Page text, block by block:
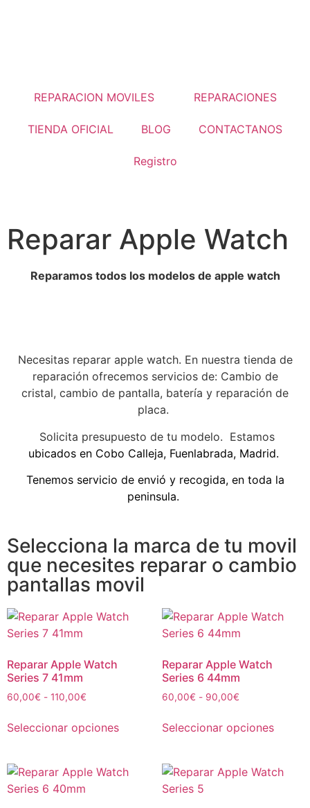
REPARACION MOVILES REPARACIONES
TIENDA OFICIAL BLOG CONTACTANOS
Registro
Reparar Apple Watch
Reparar Apple Watch
Reparamos todos los modelos de apple watch
Necesitas reparar apple watch. En nuestra tienda de
reparación ofrecemos servicios de: Cambio de
cristal, cambio de pantalla, batería y reparación de
placa.
Solicita presupuesto de tu modelo. Estamos
ubicados en Cobo Calleja, Fuenlabrada, Madrid.
Tenemos servicio de envió y recogida, en toda la
peninsula.
Selecciona la marca de tu movil
que necesites reparar o cambio
pantallas movil
Reparar Apple Watch
Series 7 41mm
60,00€ - 110,00€
Seleccionar opciones
Reparar Apple Watch
Series 6 44mm
60,00€ - 90,00€
Seleccionar opciones